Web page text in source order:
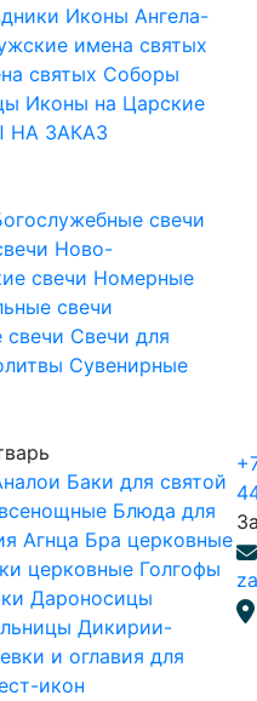
Иконы Ангела-
имена святых
святых Соборы
Иконы на Царские
НА ЗАКАЗ
свечи
Ново-
свечи Номерные
свечи
свечи Свечи для
Сувенирные
Баки для святой
Блюда для
Агнца Бра церковные
церковные Голгофы
Дароносицы
Дикирии-
и оглавия для
икон